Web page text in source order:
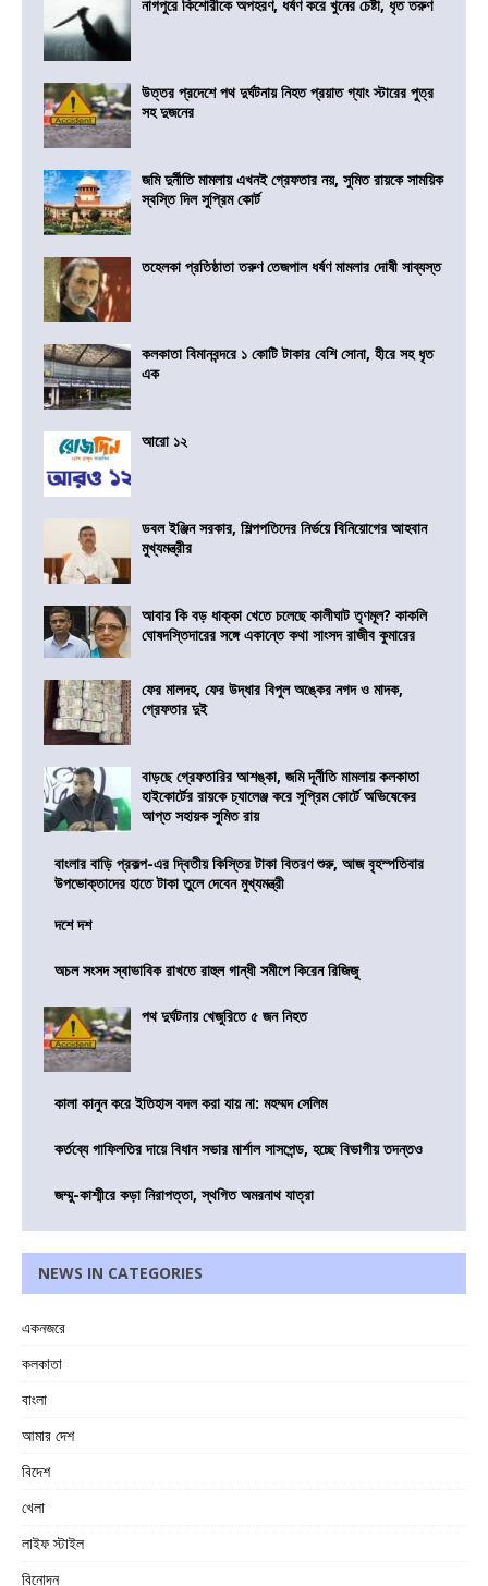
নাগপুরে কিশোরীকে অপহরণ, ধর্ষণ করে খুনের চেষ্টা, ধৃত তরুণ
উত্তর প্রদেশে পথ দুর্ঘটনায় নিহত প্রয়াত গ্যাং স্টারের পুত্র
সহ দুজনের
জমি দুর্নীতি মামলায় এখনই গ্রেফতার নয়, সুমিত রায়কে সাময়িক
স্বস্তি দিল সুপ্রিম কোর্ট
তহেলকা প্রতিষ্ঠাতা তরুণ তেজপাল ধর্ষণ মামলার দোষী সাব্যস্ত
কলকাতা বিমানবন্দরে ১ কোটি টাকার বেশি সোনা, হীরে সহ ধৃত
এক
আরো ১২
ডবল ইঞ্জিন সরকার, শিল্পপতিদের নির্ভয়ে বিনিয়োগের আহবান
মুখ্যমন্ত্রীর
আবার কি বড় ধাক্কা খেতে চলেছে কালীঘাট তৃণমূল? কাকলি
ঘোষদস্তিদারের সঙ্গে একান্তে কথা সাংসদ রাজীব কুমারের
ফের মালদহ, ফের উদ্ধার বিপুল অঙ্কের নগদ ও মাদক,
গ্রেফতার দুই
বাড়ছে গ্রেফতারির আশঙ্কা, জমি দূর্নীতি মামলায় কলকাতা
হাইকোর্টের রায়কে চ্যালেঞ্জ করে সুপ্রিম কোর্টে অভিষেকের
আপ্ত সহায়ক সুমিত রায়
বাংলার বাড়ি প্রকল্প-এর দ্বিতীয় কিস্তির টাকা বিতরণ শুরু, আজ বৃহস্পতিবার
উপভোক্তাদের হাতে টাকা তুলে দেবেন মুখ্যমন্ত্রী
দশে দশ
অচল সংসদ স্বাভাবিক রাখতে রাহুল গান্ধী সমীপে কিরেন রিজিজু
পথ দুর্ঘটনায় খেজুরিতে ৫ জন নিহত
কালা কানুন করে ইতিহাস বদল করা যায় না: মহম্মদ সেলিম
কর্তব্যে গাফিলতির দায়ে বিধান সভার মার্শাল সাসপেন্ড, হচ্ছে বিভাগীয় তদন্তও
জম্মু-কাশ্মীরে কড়া নিরাপত্তা, স্থগিত অমরনাথ যাত্রা
NEWS IN CATEGORIES
একনজরে
কলকাতা
বাংলা
আমার দেশ
বিদেশ
খেলা
লাইফ স্টাইল
বিনোদন